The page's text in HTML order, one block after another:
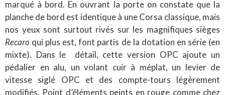
marqué à bord. En ouvrant la porte on constate que la
planche de bord est identique à une Corsa classique, mais
nos yeux sont surtout rivés sur les magnifiques sièges
Recaro qui plus est, font partis de la dotation en série (en
mixte). Dans le détail, cette version OPC ajoute un
pédalier en alu, un volant cuir à méplat, un levier de
vitesse siglé OPC et des compte-tours légèrement
modifiés. Point d’éléments peints en rouge comme chez